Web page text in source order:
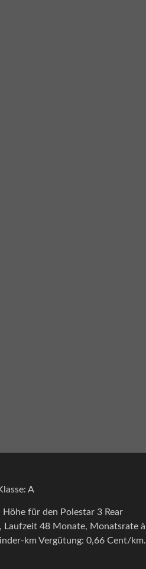
A
für den Polestar 3 Rear
Laufzeit 48 Monate, Monatsrate à
km Vergütung: 0,66 Cent/km.